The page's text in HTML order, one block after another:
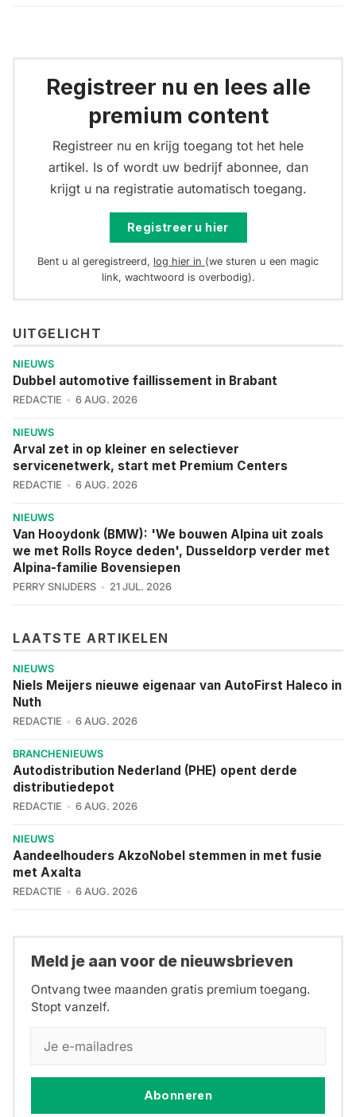
Registreer nu en lees alle
premium content
Registreer nu en krijg toegang tot het hele
artikel. Is of wordt uw bedrijf abonnee, dan
krijgt u na registratie automatisch toegang.
Registreer u hier
Bent u al geregistreerd, log hier in (we sturen u een magic
link, wachtwoord is overbodig).
UITGELICHT
NIEUWS
Dubbel automotive faillissement in Brabant
REDACTIE 6 AUG. 2026
NIEUWS
Arval zet in op kleiner en selectiever
servicenetwerk, start met Premium Centers
REDACTIE 6 AUG. 2026
NIEUWS
Van Hooydonk (BMW): 'We bouwen Alpina uit zoals
we met Rolls Royce deden', Dusseldorp verder met
Alpina-familie Bovensiepen
PERRY SNIJDERS 21 JUL. 2026
LAATSTE ARTIKELEN
NIEUWS
Niels Meijers nieuwe eigenaar van AutoFirst Haleco in
Nuth
REDACTIE 6 AUG. 2026
BRANCHENIEUWS
Autodistribution Nederland (PHE) opent derde
distributiedepot
REDACTIE 6 AUG. 2026
NIEUWS
Aandeelhouders AkzoNobel stemmen in met fusie
met Axalta
REDACTIE 6 AUG. 2026
Meld je aan voor de nieuwsbrieven
Ontvang twee maanden gratis premium toegang.
Stopt vanzelf.
Abonneren